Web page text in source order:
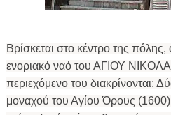
ΠΟΛΙΤΙΣΜΟΣ
ΤΕΧΝΟΛΟΓΙΑ
Βρίσκεται στο κέντρο της
ενοριακό ναό του ΑΓΙΟΥ
περιεχόμενο του διακρίνονται:
μοναχού του Αγίου Όρους